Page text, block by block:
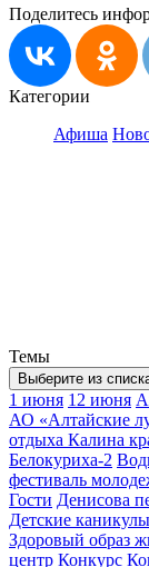
Поделитесь
Категории
Афиша
Темы
Выберите из
1 июня 12 июня
АО «Алтайские
отдыха Калина
Белокуриха-2
фестиваль
Гости Денисова
Детские каникулы
Здоровый образ
центр Конкурс